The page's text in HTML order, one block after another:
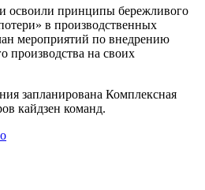
освоили принципы бережливого
в производственных
мероприятий по внедрению
производства на своих
запланирована Комплексная
кайдзен команд.